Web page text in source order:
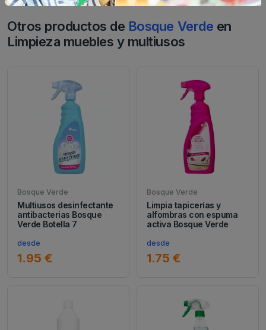
Otros productos de Bosque Verde en
Limpieza muebles y multiusos
Bosque Verde
Multiusos desinfectante
antibacterias Bosque
Verde Botella 7
desde
1.95 €
Bosque Verde
Limpia tapicerías y
alfombras con espuma
activa Bosque Verde
desde
1.75 €